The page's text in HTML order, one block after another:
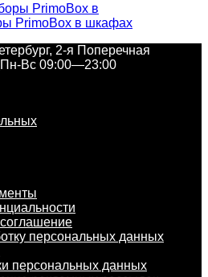
PrimoBox в
PrimoBox в шкафах
2-я Поперечная
Пн-Вс 09:00—23:00
персональных данных
персональных данных